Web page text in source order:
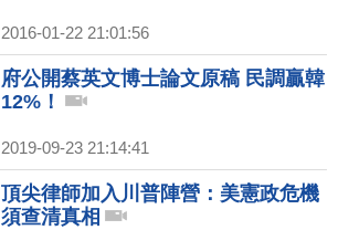
2016-01-22 21:01:56
府公開蔡英文博士論文原稿 民調贏韓
12%！
2019-09-23 21:14:41
頂尖律師加入川普陣營：美憲政危機
須查清真相